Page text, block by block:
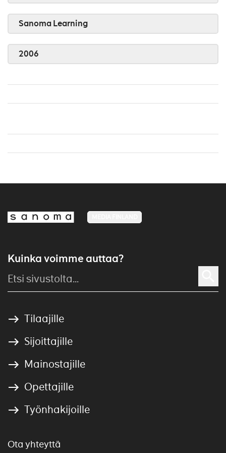
Sanoma Learning
2006
Kuinka voimme auttaa?
Tilaajille
Sijoittajille
Mainostajille
Opettajille
Työnhakijoille
Ota yhteyttä